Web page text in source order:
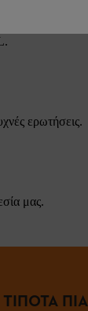
ερωτήσεις.
μας.